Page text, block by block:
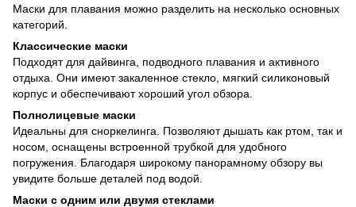
Маски для плавания можно разделить на несколько основных
категорий.
Классические маски
Подходят для дайвинга, подводного плавания и активного
отдыха. Они имеют закаленное стекло, мягкий силиконовый
корпус и обеспечивают хороший угол обзора.
Полнолицевые маски
Идеальны для сноркелинга. Позволяют дышать как ртом, так и
носом, оснащены встроенной трубкой для удобного
погружения. Благодаря широкому панорамному обзору вы
увидите больше деталей под водой.
Маски с одним или двумя стеклами